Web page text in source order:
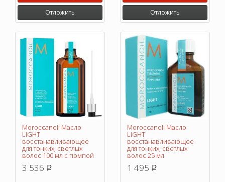
Отложить Отложить
Moroccanoil Масло
LIGHT
восстанавливающее
для тонких, светлых
волос 100 мл с помпой
3 536 p
Moroccanoil Масло
LIGHT
восстанавливающее
для тонких, светлых
волос 25 мл
1 495 p